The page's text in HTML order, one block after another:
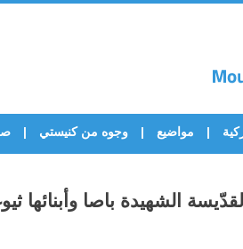
مواضيع وجوه من كنيستي
القدّيسة الشهيدة باصا